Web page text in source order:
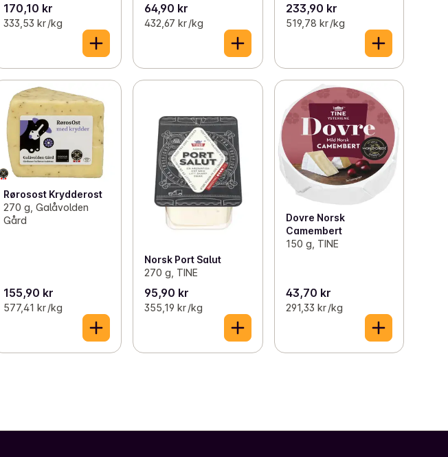
170,10 kr
333,53 kr /kg
64,90 kr
432,67 kr /kg
233,90 kr
519,78 kr /kg
Rørosost Krydderost
270 g, Galåvolden
Gård
155,90 kr
577,41 kr /kg
Norsk Port Salut
270 g, TINE
95,90 kr
355,19 kr /kg
Dovre Norsk
Camembert
150 g, TINE
43,70 kr
291,33 kr /kg